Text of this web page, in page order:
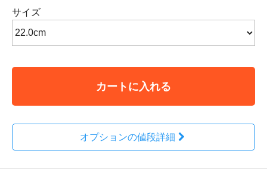
サイズ
カートに入れる
オプションの値段詳細